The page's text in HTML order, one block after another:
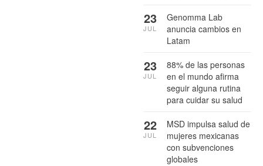
Genomma Lab
anuncia cambios en
Latam
23
JUL
88% de las personas
en el mundo afirma
seguir alguna rutina
para cuidar su salud
23
JUL
MSD impulsa salud de
mujeres mexicanas
con subvenciones
globales
22
JUL